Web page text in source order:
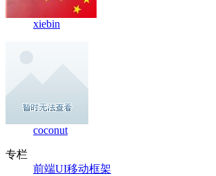
xiebin
coconut
专栏
前端UI移动框架